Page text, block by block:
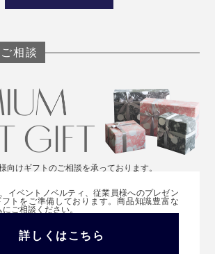
性は抜群なので、自家製梅酒を楽しん
相談
向けギフトのご相談を承っております。
イベントノベルティ、従業員様へのプレゼン
トをご準備しております。商品知識豊富な
にご相談ください。
詳しくはこちら